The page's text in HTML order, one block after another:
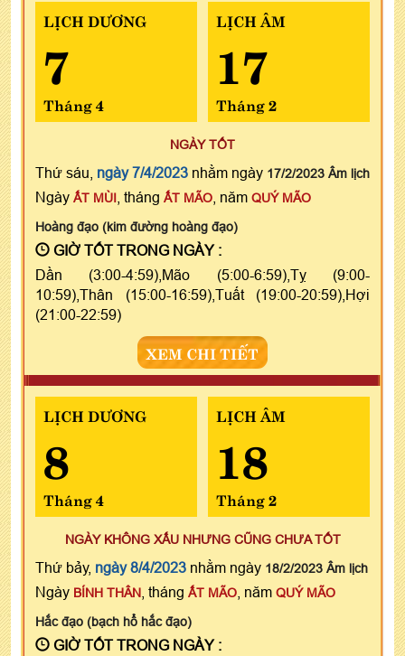
LỊCH DƯƠNG
7
Tháng 4
LỊCH ÂM
17
Tháng 2
NGÀY TỐT
Thứ sáu, ngày 7/4/2023 nhằm ngày 17/2/2023 Âm lịch
Ngày ẤT MÙI , tháng ẤT MÃO , năm QUÝ MÃO
Hoàng đạo (kim đường hoàng đạo)
GIỜ TỐT TRONG NGÀY :
Dần (3:00-4:59),Mão (5:00-6:59),Tỵ (9:00-
10:59),Thân (15:00-16:59),Tuất (19:00-20:59),Hợi
(21:00-22:59)
XEM CHI TIẾT
LỊCH DƯƠNG
8
Tháng 4
LỊCH ÂM
18
Tháng 2
NGÀY KHÔNG XẤU NHƯNG CŨNG CHƯA TỐT
Thứ bảy, ngày 8/4/2023 nhằm ngày 18/2/2023 Âm lịch
Ngày BÍNH THÂN , tháng ẤT MÃO , năm QUÝ MÃO
Hắc đạo (bạch hổ hắc đạo)
GIỜ TỐT TRONG NGÀY :